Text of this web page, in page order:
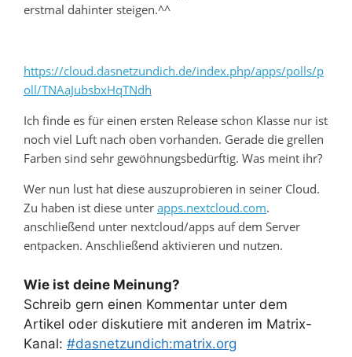
erstmal dahinter steigen.^^
https://cloud.dasnetzundich.de/index.php/apps/polls/p
oll/TNAaJubsbxHqTNdh
Ich finde es für einen ersten Release schon Klasse nur ist
noch viel Luft nach oben vorhanden. Gerade die grellen
Farben sind sehr gewöhnungsbedürftig. Was meint ihr?
Wer nun lust hat diese auszuprobieren in seiner Cloud.
Zu haben ist diese unter apps.nextcloud.com.
anschließend unter nextcloud/apps auf dem Server
entpacken. Anschließend aktivieren und nutzen.
Wie ist deine Meinung?
Schreib gern einen Kommentar unter dem
Artikel oder diskutiere mit anderen im Matrix-
Kanal: #dasnetzundich:matrix.org